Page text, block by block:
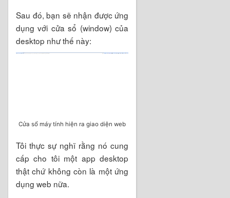
Sau đó, bạn sẽ nhận được ứng
dụng với cửa sổ (window) của
desktop như thế này:
Cửa sổ máy tính hiện ra giao diện web
Tôi thực sự nghĩ rằng nó cung
cấp cho tôi một app desktop
thật chứ không còn là một ứng
dụng web nữa.